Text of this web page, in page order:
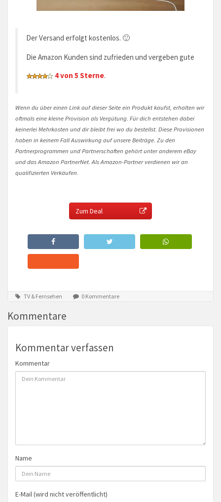
Der Versand erfolgt kostenlos. 🙂
Die Amazon Kunden sind zufrieden und vergeben gute
4 von 5 Sterne.
Wenn du über einen Link auf dieser Seite ein Produkt kaufst, erhalten wir
oftmals eine kleine Provision als Vergütung. Für dich entstehen dabei
keinerlei Mehrkosten und dir bleibt frei wo du bestellst. Diese Provisionen
haben in keinem Fall Auswirkung auf unsere Beiträge. Zu den
Partnerprogrammen und Partnerschaften gehört unter anderem eBay
und das Amazon PartnerNet. Als Amazon-Partner verdienen wir an
qualifizierten Verkäufen.
Zum Deal
TV & Fernsehen 0 Kommentare
Kommentare
Kommentar verfassen
Kommentar
Name
E-Mail (wird nicht veröffentlicht)